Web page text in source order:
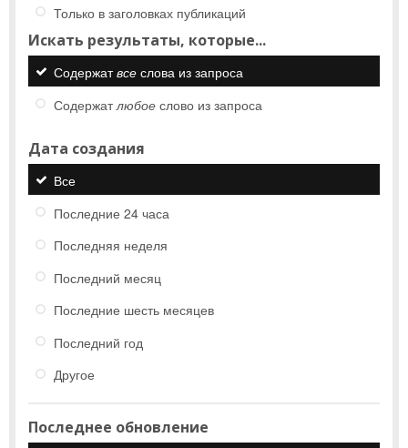
Только в заголовках публикаций
Искать результаты, которые...
Содержатвсе слова из запроса
Содержатлюбое слово из запроса
Дата создания
Все
Последние 24 часа
Последняя неделя
Последний месяц
Последние шесть месяцев
Последний год
Другое
Последнее обновление